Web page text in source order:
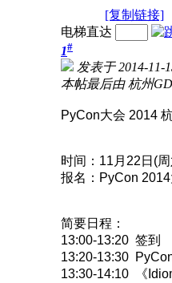
[复制链接]
电梯直达
1#
发表于 2014-11-
本帖最后由 杭州
PyCon大会 2014
时间：11月22日(
报名：PyCon
简要日程：
13:00-13:20 签到
13:20-13:30
13:30-14:10 《